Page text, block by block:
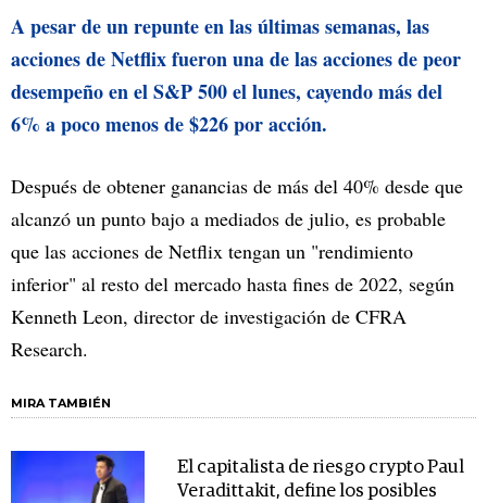
A pesar de un repunte en las últimas semanas, las
acciones de Netflix fueron una de las acciones de peor
desempeño en el S&P 500 el lunes, cayendo más del
6% a poco menos de $226 por acción.
Después de obtener ganancias de más del 40% desde que
alcanzó un punto bajo a mediados de julio, es probable
que las acciones de Netflix tengan un "rendimiento
inferior" al resto del mercado hasta fines de 2022, según
Kenneth Leon, director de investigación de CFRA
Research.
MIRA TAMBIÉN
El capitalista de riesgo crypto Paul
Veradittakit, define los posibles